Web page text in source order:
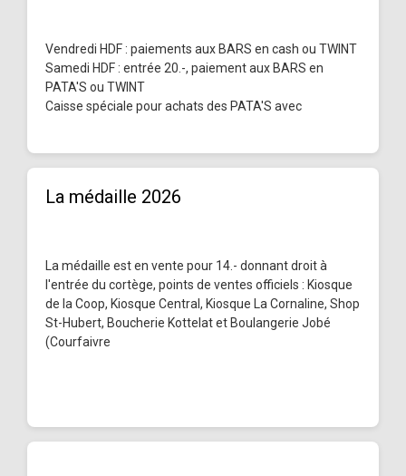
Vendredi HDF : paiements aux BARS en cash ou TWINT
Samedi HDF : entrée 20.-, paiement aux BARS en
PATA'S ou TWINT
Caisse spéciale pour achats des PATA'S avec
La médaille 2026
La médaille est en vente pour 14.- donnant droit à
l'entrée du cortège, points de ventes officiels : Kiosque
de la Coop, Kiosque Central, Kiosque La Cornaline, Shop
St-Hubert, Boucherie Kottelat et Boulangerie Jobé
(Courfaivre